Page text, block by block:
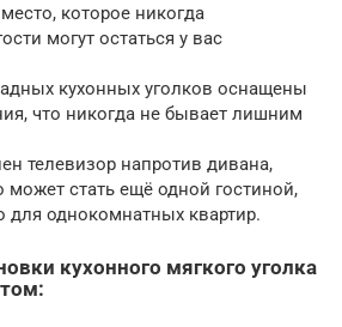
которое никогда
могут остаться у вас
кухонных уголков оснащены
что никогда не бывает лишним
телевизор напротив дивана,
может стать ещё одной гостиной,
для однокомнатных квартир.
кухонного мягкого уголка